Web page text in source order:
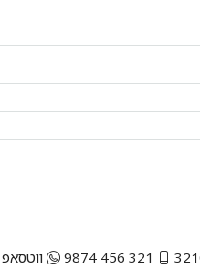
321 456 9874 ווטסאפ